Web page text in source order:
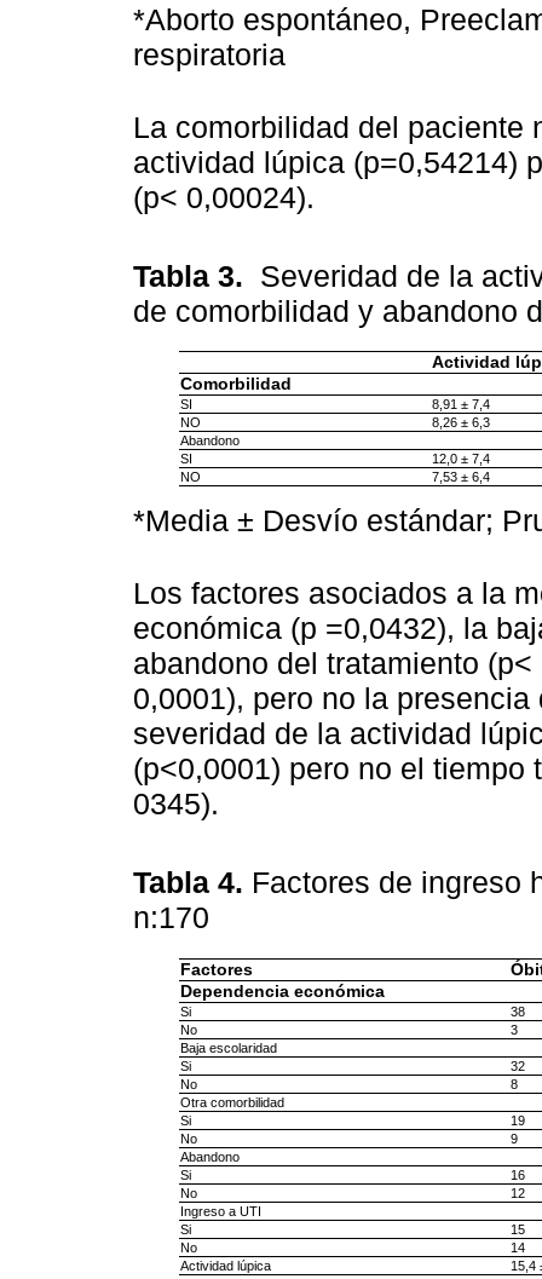
*Aborto espontáneo,
respiratoria
La comorbilidad del paciente
actividad lúpica (p=0,54214)
(p< 0,00024).
Tabla 3. Severidad de la
de comorbilidad y abandono
Actividad
Comorbilidad
SI
8,91 ± 7,4
NO
8,26 ± 6,3
Abandono
SI
12,0 ± 7,4
NO
7,53 ± 6,4
*Media ± Desvío estándar;
Los factores asociados a la
económica (p =0,0432), la
abandono del tratamiento
0,0001), pero no la
severidad de la actividad
(p<0,0001) pero no el tiempo
0345).
Tabla 4. Factores de ingreso
n:170
Factores
Dependencia económica
Si
38
No
3
Baja escolaridad
Si
32
No
8
Otra comorbilidad
Si
19
No
9
Abandono
Si
16
No
12
Ingreso a UTI
Si
15
No
14
Actividad lúpica
15,4